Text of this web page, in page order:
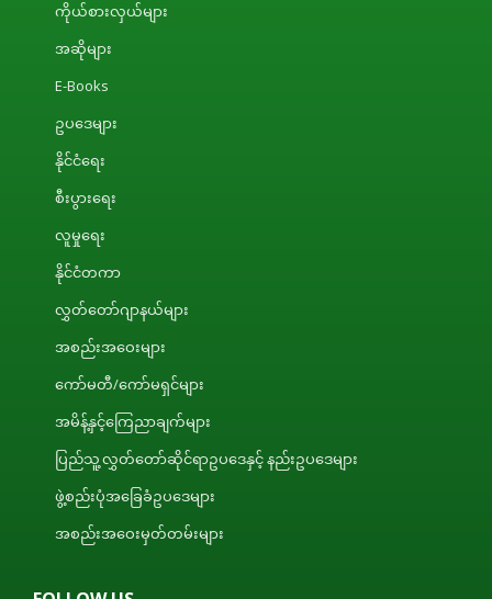
ကိုယ်စားလှယ်များ
အဆိုများ
E-Books
ဥပဒေများ
နိုင်ငံရေး
စီးပွားရေး
လူမှုရေး
နိုင်ငံတကာ
လွှတ်တော်ဂျာနယ်များ
အစည်းအဝေးများ
ကော်မတီ/ကော်မရှင်များ
အမိန့်နှင့်ကြေညာချက်များ
ပြည်သူ့လွှတ်တော်ဆိုင်ရာဥပဒေနှင့် နည်းဥပဒေများ
ဖွဲ့စည်းပုံအခြေခံဥပဒေများ
အစည်းအဝေးမှတ်တမ်းများ